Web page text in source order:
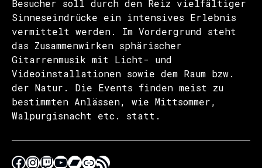
Besucher soll durch den Reiz vielfältiger
Sinneseindrücke ein intensives Erlebnis
vermittelt werden. Im Vordergrund steht
das Zusammenwirken sphärischer
Gitarrenmusik mit Licht- und
Videoinstallationen sowie dem Raum bzw.
der Natur. Die Events finden meist zu
bestimmten Anlässen, wie Mittsommer,
Walpurgisnacht etc. statt.